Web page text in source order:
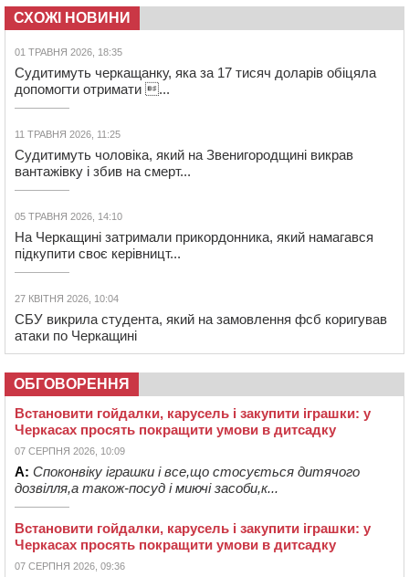
СХОЖІ НОВИНИ
01 ТРАВНЯ 2026, 18:35
Судитимуть черкащанку, яка за 17 тисяч доларів обіцяла
допомогти отримати ...
11 ТРАВНЯ 2026, 11:25
Судитимуть чоловіка, який на Звенигородщині викрав
вантажівку і збив на смерт...
05 ТРАВНЯ 2026, 14:10
На Черкащині затримали прикордонника, який намагався
підкупити своє керівницт...
27 КВІТНЯ 2026, 10:04
СБУ викрила студента, який на замовлення фсб коригував
атаки по Черкащині
ОБГОВОРЕННЯ
Встановити гойдалки, карусель і закупити іграшки: у
Черкасах просять покращити умови в дитсадку
07 СЕРПНЯ 2026, 10:09
А: Споконвіку іграшки і все,що стосується дитячого
дозвілля,а також-посуд і миючі засоби,к...
Встановити гойдалки, карусель і закупити іграшки: у
Черкасах просять покращити умови в дитсадку
07 СЕРПНЯ 2026, 09:36